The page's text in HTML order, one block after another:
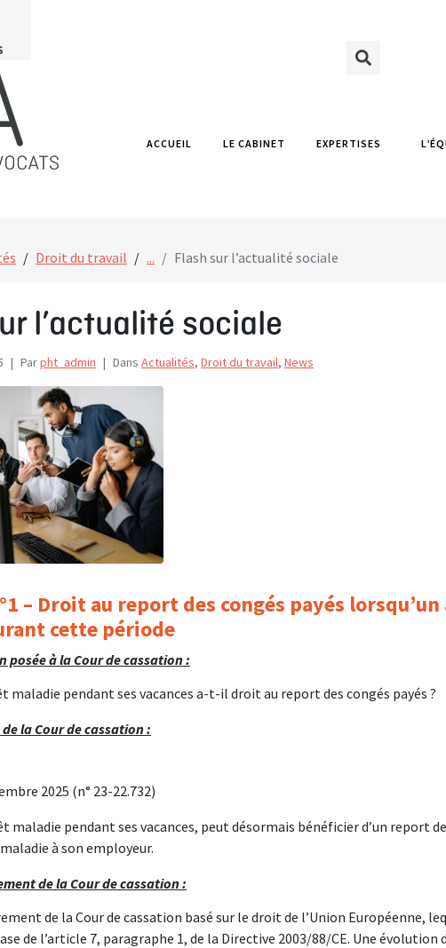
ACCUEIL LE CABINET EXPERTISES
Droit du travail ... Flash sur l’actualité sociale
l’actualité sociale
Parpht_admin Dans Actualités, Droit du travail, News
– Droit au report des congés payés
cette période
posée à la Cour de cassation :
maladie pendant ses vacances a-t-il droit au report des congés payés ?
la Cour de cassation :
2025 (n° 23-22.732)
maladie pendant ses vacances, peut désormais bénéficier d’un report
à son employeur.
de la Cour de cassation :
de la Cour de cassation basé sur le droit de l’Union Européenne,
de l’article 7, paragraphe 1, de la Directive 2003/88/CE. Une